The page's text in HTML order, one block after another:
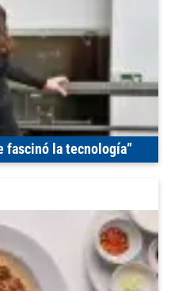
fascinó la tecnología”